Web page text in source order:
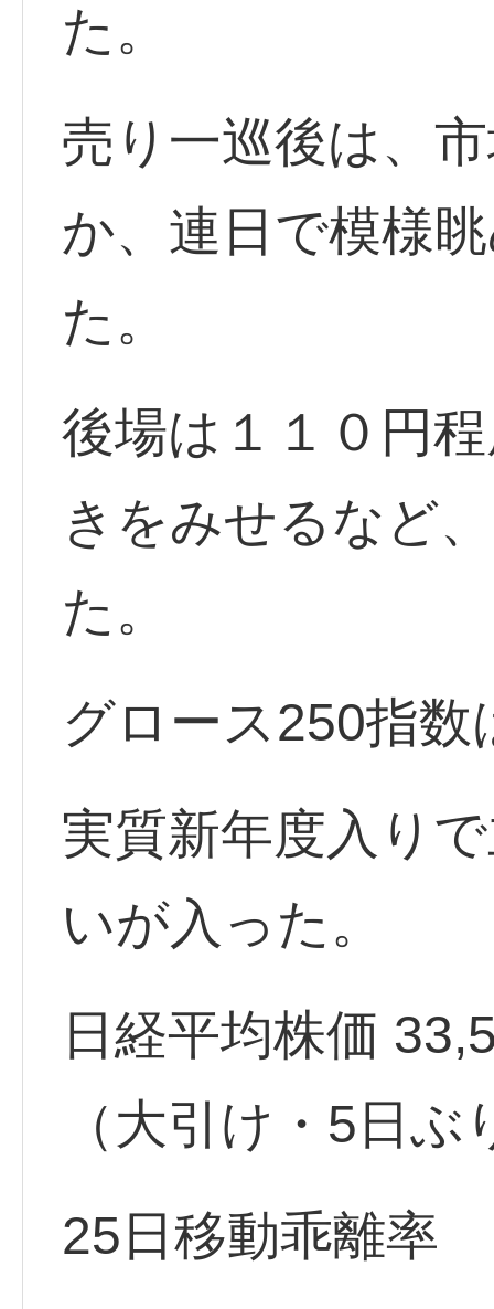
た。
売り一巡後は、
か、連日で模様
た。
後場は１１０円
きをみせるなど
た。
グロース250指数
実質新年度入り
いが入った。
日経平均株価
（大引け・5日ぶ
25日移動乖離率